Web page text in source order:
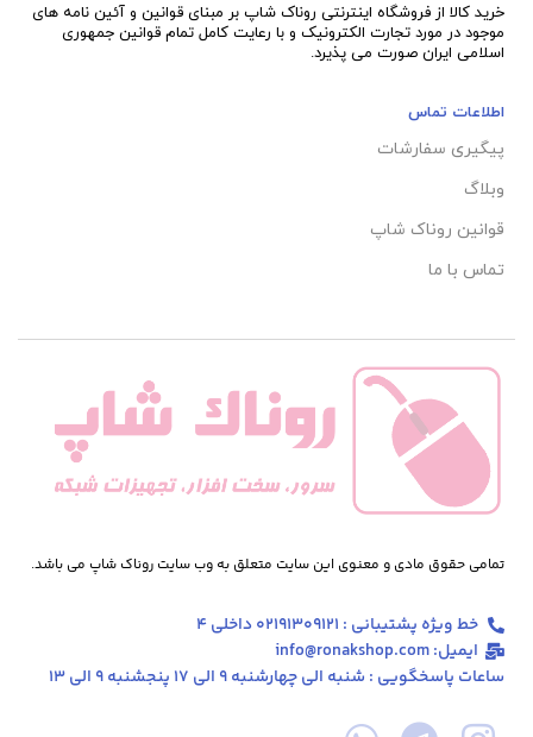
خرید کالا از فروشگاه اینترنتی روناک شاپ بر مبنای قوانین و آئین نامه های
موجود در مورد تجارت الکترونیک و با رعایت کامل تمام قوانین جمهوری
اسلامی ایران صورت می پذیرد.
اطلاعات تماس
پیگیری سفارشات
وبلاگ
قوانین روناک شاپ
تماس با ما
تمامی حقوق مادی و معنوی این سایت متعلق به وب سایت روناک شاپ می باشد.
خط ویژه پشتیبانی : 02191309121 داخلی 4
ایمیل: info@ronakshop.com
ساعات پاسخگویی : شنبه الی چهارشنبه 9 الی 17 پنجشنبه 9 الی 13